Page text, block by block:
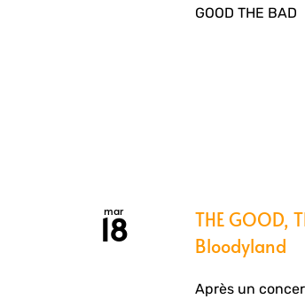
GOOD THE BAD
mar
18
THE GOOD,
Bloodyland
Après un